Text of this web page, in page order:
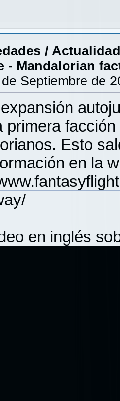
/ Actualidad
- Mandalorian
Septiembre de
primera
Esto
en la
en inglés